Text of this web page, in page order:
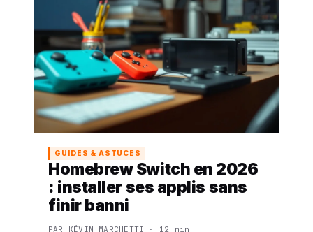
GUIDES & ASTUCES
Homebrew Switch en 2026
: installer ses applis sans
finir banni
PAR KÉVIN MARCHETTI · 12 min